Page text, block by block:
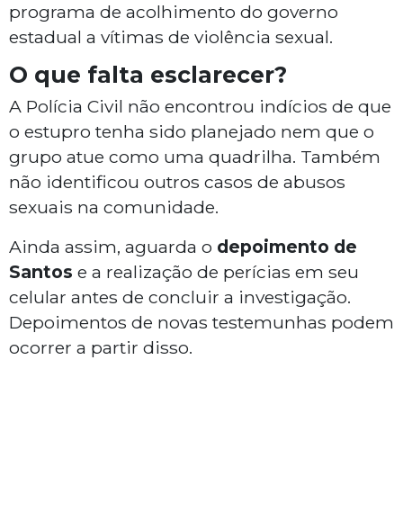
programa de acolhimento do governo
estadual a vítimas de violência sexual.
O que falta esclarecer?
A Polícia Civil não encontrou indícios de que
o estupro tenha sido planejado nem que o
grupo atue como uma quadrilha. Também
não identificou outros casos de abusos
sexuais na comunidade.
Ainda assim, aguarda o depoimento de
Santos e a realização de perícias em seu
celular antes de concluir a investigação.
Depoimentos de novas testemunhas podem
ocorrer a partir disso.